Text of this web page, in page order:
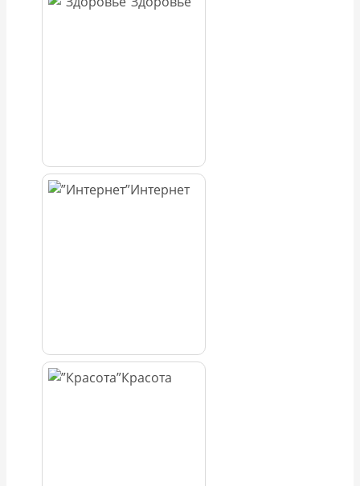
Интернет
Красота